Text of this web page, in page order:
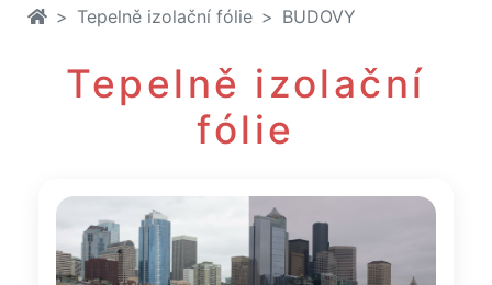
Tepelně izolační fólie BUDOVY
Tepelně izolační
fólie